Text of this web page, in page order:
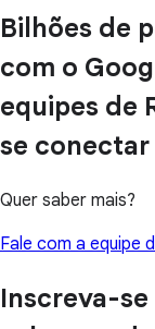
Bilhões de
com o
equipes de
se
Quer saber mais?
Fale com a equipe
Inscreva-